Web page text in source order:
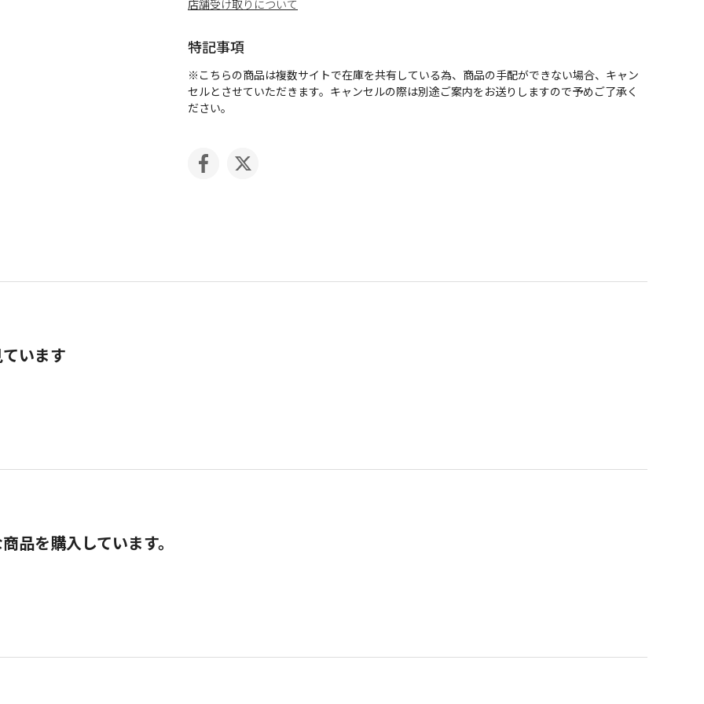
店舗受け取りについて
特記事項
※こちらの商品は複数サイトで在庫を共有している為、商品の手配ができない場合、キャン
セルとさせていただきます。キャンセルの際は別途ご案内をお送りしますので予めご了承く
ださい。
います
品を購入しています。